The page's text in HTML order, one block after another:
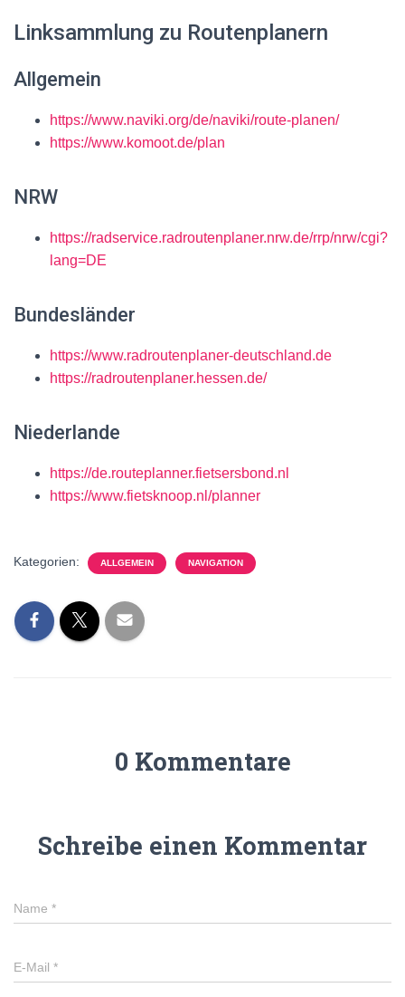
Linksammlung zu Routenplanern
Allgemein
https://www.naviki.org/de/naviki/route-planen/
https://www.komoot.de/plan
NRW
https://radservice.radroutenplaner.nrw.de/rrp/nrw/cgi?
lang=DE
Bundesländer
https://www.radroutenplaner-deutschland.de
https://radroutenplaner.hessen.de/
Niederlande
https://de.routeplanner.fietsersbond.nl
https://www.fietsknoop.nl/planner
Kategorien: ALLGEMEIN NAVIGATION
0 Kommentare
Schreibe einen Kommentar
Name *
E-Mail *